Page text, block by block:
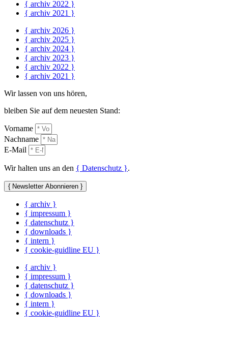
{ archiv 2022 }
{ archiv 2021 }
{ archiv 2026 }
{ archiv 2025 }
{ archiv 2024 }
{ archiv 2023 }
{ archiv 2022 }
{ archiv 2021 }
Wir lassen von uns hören,
bleiben Sie auf dem neuesten Stand:
Vorname
Nachname
E-Mail
Wir halten uns an den { Datenschutz }.
{ Newsletter Abonnieren }
{ archiv }
{ impressum }
{ datenschutz }
{ downloads }
{ intern }
{ cookie-guidline EU }
{ archiv }
{ impressum }
{ datenschutz }
{ downloads }
{ intern }
{ cookie-guidline EU }